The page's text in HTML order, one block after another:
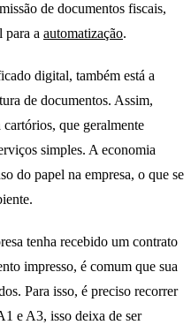
de documentos fiscais,
para a automatização.
digital, também está a
de documentos. Assim,
que geralmente
simples. A economia
do papel na empresa, o que se
tenha recebido um contrato
impresso, é comum que sua
Para isso, é preciso recorrer
e A3, isso deixa de ser